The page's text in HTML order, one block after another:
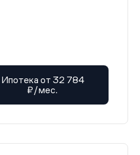
Ипотека от 32 784
₽/мес.